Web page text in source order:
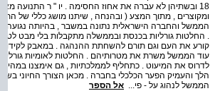
18 ובשתיהן לא עברה את אחוז החסימה . יו " ר התנועה
ומקוצרים , מתוך המצע ( ובהנחה , שיתנו מושג כללי של
הממשל והחברה הישראלית נתונה במשבר , בהיותה נגועה
. החלטות גורליות בכנסת ובממשלה מתקבלות בלי מבט
קורע את העם וגם תורם להשחתת ההנהגה . במאבק לקידום
עוד הממשל משרת את מטרותיהם . החלטות לאומיות
לדרוס את המיעוט . כתחליף לממלכתיות , גם אימצנו
הלך והעמיק הפער הכלכלי בחברה . מכאן הצורך החיוני
הממשל לנהוג על - פי... אל הספר